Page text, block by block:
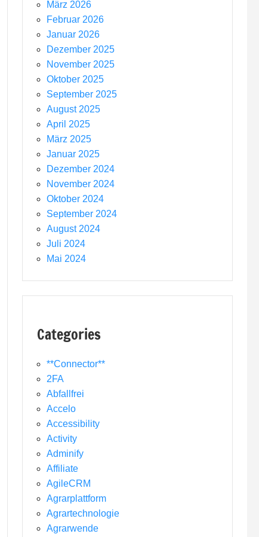
März 2026
Februar 2026
Januar 2026
Dezember 2025
November 2025
Oktober 2025
September 2025
August 2025
April 2025
März 2025
Januar 2025
Dezember 2024
November 2024
Oktober 2024
September 2024
August 2024
Juli 2024
Mai 2024
Categories
**Connector**
2FA
Abfallfrei
Accelo
Accessibility
Activity
Adminify
Affiliate
AgileCRM
Agrarplattform
Agrartechnologie
Agrarwende